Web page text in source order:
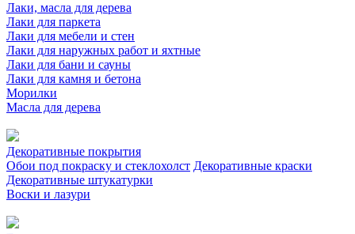
Лаки, масла для дерева
Лаки для паркета
Лаки для мебели и стен
Лаки для наружных работ и яхтные
Лаки для бани и сауны
Лаки для камня и бетона
Морилки
Масла для дерева
Декоративные покрытия
Обои под покраску и стеклохолст Декоративные краски
Декоративные штукатурки
Воски и лазури